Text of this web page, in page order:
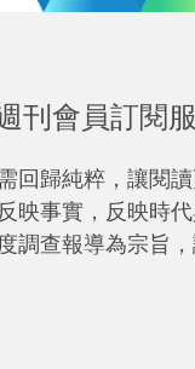
刊會員訂閱
回歸純粹，讓閱
映事實，反映時
調查報導為宗旨